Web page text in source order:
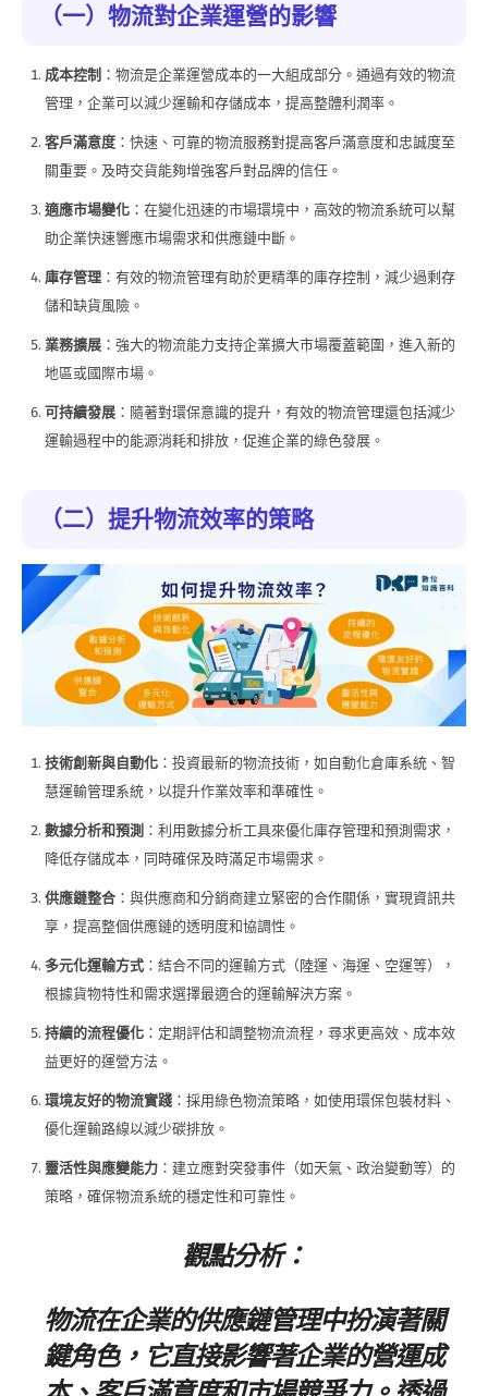
（一）物流對企業運營的影響
成本控制 ：物流是企業運營成本的一大組成部分。通過有效的物流
管理，企業可以減少運輸和存儲成本，提高整體利潤率。
客戶滿意度 ：快速、可靠的物流服務對提高客戶滿意度和忠誠度至
關重要。及時交貨能夠增強客戶對品牌的信任。
適應市場變化 ：在變化迅速的市場環境中，高效的物流系統可以幫
助企業快速響應市場需求和供應鏈中斷。
庫存管理 ：有效的物流管理有助於更精準的庫存控制，減少過剩存
儲和缺貨風險。
業務擴展 ：強大的物流能力支持企業擴大市場覆蓋範圍，進入新的
地區或國際市場。
可持續發展 ：隨著對環保意識的提升，有效的物流管理還包括減少
運輸過程中的能源消耗和排放，促進企業的綠色發展。
（二）提升物流效率的策略
技術創新與自動化 ：投資最新的物流技術，如自動化倉庫系統、智
慧運輸管理系統，以提升作業效率和準確性。
數據分析和預測 ：利用數據分析工具來優化庫存管理和預測需求，
降低存儲成本，同時確保及時滿足市場需求。
供應鏈整合 ：與供應商和分銷商建立緊密的合作關係，實現資訊共
享，提高整個供應鏈的透明度和協調性。
多元化運輸方式 ：結合不同的運輸方式（陸運、海運、空運等），
根據貨物特性和需求選擇最適合的運輸解決方案。
持續的流程優化 ：定期評估和調整物流流程，尋求更高效、成本效
益更好的運營方法。
環境友好的物流實踐 ：採用綠色物流策略，如使用環保包裝材料、
優化運輸路線以減少碳排放。
靈活性與應變能力 ：建立應對突發事件（如天氣、政治變動等）的
策略，確保物流系統的穩定性和可靠性。
觀點分析：
物流在企業的供應鏈管理中扮演著關
鍵角色，它直接影響著企業的營運成